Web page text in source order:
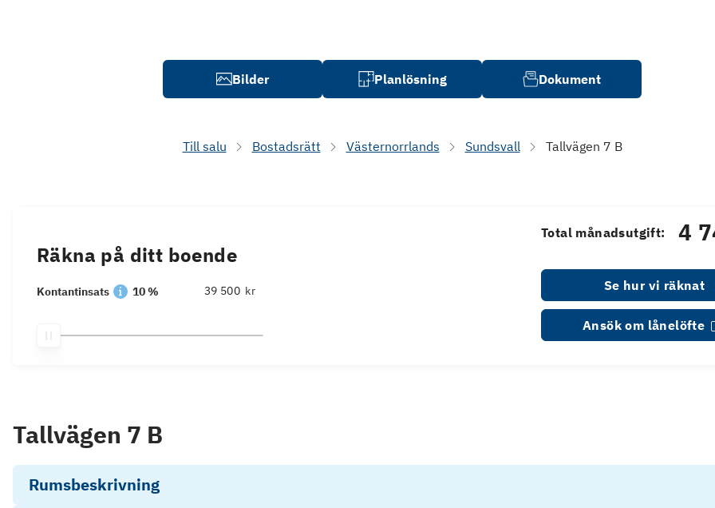
Bilder Planlösning Dokument
Till salu Bostadsrätt Västernorrlands Sundsvall Tallvägen 7 B
Räkna på ditt boende
Kontantinsats 10 % kr
Total månadsutgift: 4
Se hur vi räknat
Ansök om lånelöfte
Tallvägen 7 B
Rumsbeskrivning